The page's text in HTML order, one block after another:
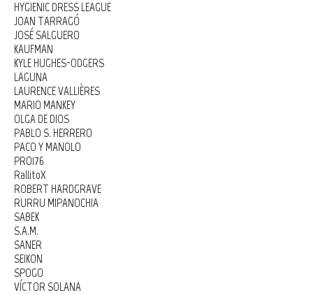
HYGIENIC DRESS LEAGUE
JOAN TARRAGÓ
JOSÉ SALGUERO
KAUFMAN
KYLE HUGHES-ODGERS
LAGUNA
LAURENCE VALLIÈRES
MARIO MANKEY
OLGA DE DIOS
PABLO S. HERRERO
PACO Y MANOLO
PRO176
RallitoX
ROBERT HARDGRAVE
RURRU MIPANOCHIA
SABEK
S.A.M.
SANER
SEIKON
SPOGO
VÍCTOR SOLANA